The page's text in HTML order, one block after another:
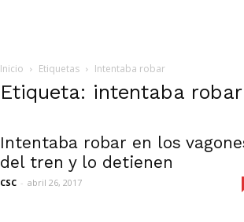
Inicio Etiquetas Intentaba robar
Etiqueta: intentaba robar
Intentaba robar en los
del tren y lo detienen
CSC - abril 26, 2017